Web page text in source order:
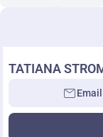
TATIANA
Email